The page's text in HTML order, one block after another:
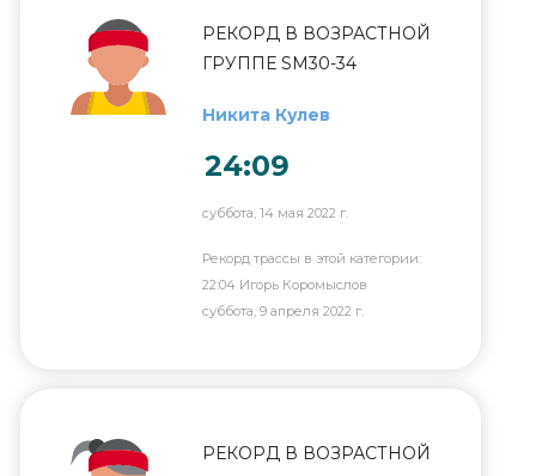
РЕКОРД В ВОЗРАСТНОЙ
ГРУППЕ SM30-34
Никита Кулев
24:09
суббота, 14 мая 2022 г.
Рекорд трассы в этой категории:
22:04 Игорь Коромыслов
суббота, 9 апреля 2022 г.
РЕКОРД В ВОЗРАСТНОЙ